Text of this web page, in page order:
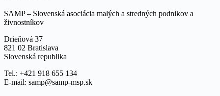
SAMP – Slovenská asociácia malých a stredných podnikov a
živnostníkov
Drieňová 37
821 02 Bratislava
Slovenská republika
Tel.: +421 918 655 134
E-mail: samp@samp-msp.sk